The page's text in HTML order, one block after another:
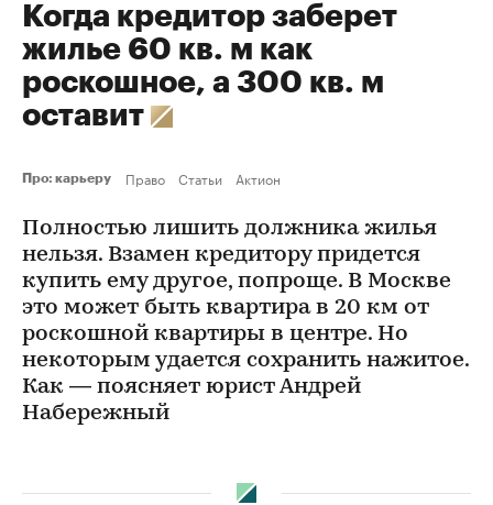
Когда кредитор заберет
жилье 60 кв. м как
роскошное, а 300 кв. м
оставит
Про: карьеру Право Статьи Актион
Полностью лишить должника жилья
нельзя. Взамен кредитору придется
купить ему другое, попроще. В Москве
это может быть квартира в 20 км от
роскошной квартиры в центре. Но
некоторым удается сохранить нажитое.
Как — поясняет юрист Андрей
Набережный